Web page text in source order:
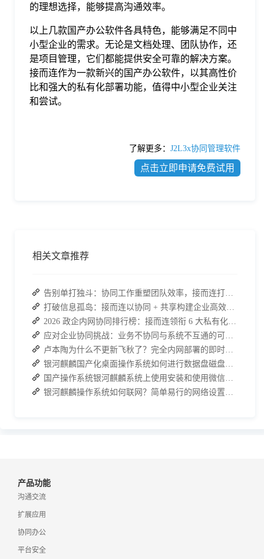
的理想选择，能够提高沟通效率。
以上几款国产办公软件各具特色，能够满足不同中
小型企业的需求。无论是文档处理、团队协作，还
是项目管理，它们都能提供安全可靠的解决方案。
接而连作为一款新兴的国产办公软件，以其高性价
比和强大的私有化部署功能，值得中小型企业关注
和尝试。
了解更多： J2L3x协同管理软件
点击立即申请免费试用
相关文章推荐
告别单打独斗：协同工作重塑团队效率，接而连打造数据合规协作空间
打破信息孤岛：接而连以协同 + 共享构建企业高效办公生态
2026 政企内网协同排行榜：接而连领衔 6 大私有化方案，安全与效率双升级
应对企业协同挑战：业务不协同与系统不互通的可行策略
卢本陶为什么不更新飞秋了？完全内网部署的即时通讯软件推荐
银河麒麟国产化桌面操作系统如何进行数据盘磁盘的分区管理
国产操作系统银河麒麟系统上使用安装和使用微信的方法
银河麒麟操作系统如何联网？简单易行的网络设置与连接方法
产品功能
沟通交流
扩展应用
协同办公
平台安全